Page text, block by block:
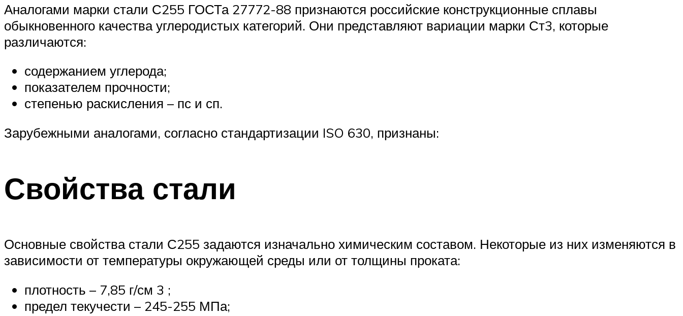
Аналогами марки стали С255 ГОСТа 27772-88 признаются российские конструкционные сплавы
обыкновенного качества углеродистых категорий. Они представляют вариации марки Ст3, которые
различаются:
содержанием углерода;
показателем прочности;
степенью раскисления – пс и сп.
Зарубежными аналогами, согласно стандартизации ISO 630, признаны:
Свойства стали
Основные свойства стали С255 задаются изначально химическим составом. Некоторые из них изменяются в
зависимости от температуры окружающей среды или от толщины проката:
плотность – 7,85 г/см 3 ;
предел текучести – 245-255 МПа;